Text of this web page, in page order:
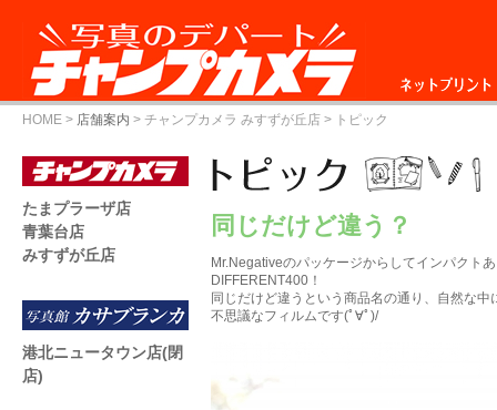
ネットプリント
HOME > 店舗案内 > チャンプカメラ みすずが丘店 > トピック
同じだけど違う？
Mr.Negativeのパッケージからしてインパクト
DIFFERENT400！
同じだけど違うという商品名の通り、自然な
不思議なフィルムです(ﾟ∀ﾟ)/
たまプラーザ店
青葉台店
みすずが丘店
港北ニュータウン店(閉
店)